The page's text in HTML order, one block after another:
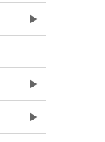
▶
▶
▶